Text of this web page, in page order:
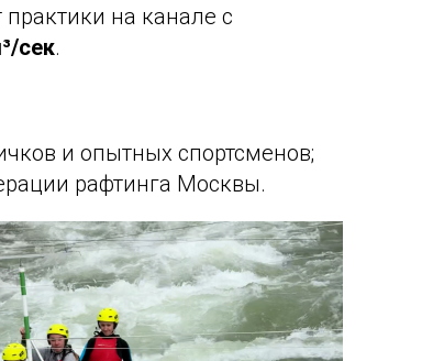
на канале с
сек.
и опытных спортсменов;
рафтинга Москвы.